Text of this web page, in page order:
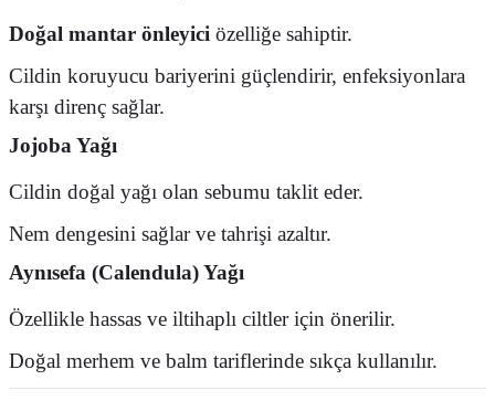
Doğal mantar önleyici özelliğe sahiptir.
Cildin koruyucu bariyerini güçlendirir, enfeksiyonlara
karşı direnç sağlar.
Jojoba Yağı
Cildin doğal yağı olan sebumu taklit eder.
Nem dengesini sağlar ve tahrişi azaltır.
Aynısefa (Calendula) Yağı
Özellikle hassas ve iltihaplı ciltler için önerilir.
Doğal merhem ve balm tariflerinde sıkça kullanılır.